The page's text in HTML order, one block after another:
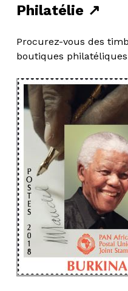
Philatélie ↗
Procurez-vous des
boutiques